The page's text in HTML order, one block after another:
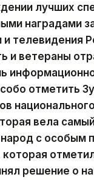
лучших
наградами
телевидения
и ветераны
отметить
вела
с особым
решение о